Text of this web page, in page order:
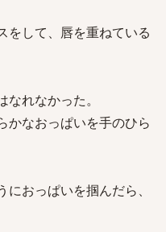
をして、唇を重ねている
れなかった。
かなおっぱいを手のひら
おっぱいを掴んだら、